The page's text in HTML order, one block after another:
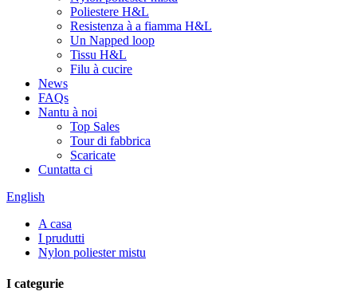
Poliestere H&L
Resistenza à a fiamma H&L
Un Napped loop
Tissu H&L
Filu à cucire
News
FAQs
Nantu à noi
Top Sales
Tour di fabbrica
Scaricate
Cuntatta ci
English
A casa
I prudutti
Nylon poliester mistu
I categurie